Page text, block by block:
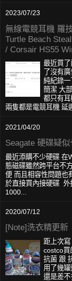
2023/07/23
無線電競耳機 羅
Turtle Beach
/ Corsair HS55
最近買
了沒有
純紀錄
簡潔 大
都只有
兩隻都是電競耳機 延
2021/04/20
Seagate 硬碟疑
最近添購不少硬碟 在
態磁碟雖然跨平台不
便 而且相容性問題也
於直接買內接硬碟 外
1000...
2020/07/12
[Note]洗衣精更新
距上次
costco買
抗菌 跟
用了幾
還是差不